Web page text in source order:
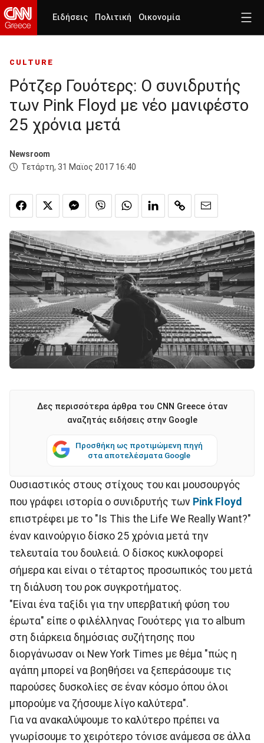
Ειδήσεις Πολιτική Οικονομία
CULTURE
Ρότζερ Γουότερς: O συνιδρυτής
των Pink Floyd με νέο μανιφέστο
25 χρόνια μετά
Newsroom
Τετάρτη, 31 Μαϊος 2017 16:40
Δες περισσότερα άρθρα του CNN Greece όταν
αναζητάς ειδήσεις στην Google
Προσθήκη ως προτιμώμενη πηγή
στα αποτελέσματα Google
Ουσιαστικός στους στίχους του και μουσουργός
που γράφει ιστορία ο συνιδρυτής των Pink Floyd
επιστρέφει με το "Is This the Life We Really Want?"
έναν καινούργιο δίσκο 25 χρόνια μετά την
τελευταία του δουλειά. Ο δίσκος κυκλοφορεί
σήμερα και είναι ο τέταρτος προσωπικός του μετά
τη διάλυση του ροκ συγκροτήματος.
"Είναι ένα ταξίδι για την υπερβατική φύση του
έρωτα" είπε ο φιλέλληνας Γουότερς για το album
στη διάρκεια δημόσιας συζήτησης που
διοργάνωσαν οι New York Times με θέμα "πώς η
αγάπη μπορεί να βοηθήσει να ξεπεράσουμε τις
παρούσες δυσκολίες σε έναν κόσμο όπου όλοι
μπορούμε να ζήσουμε λίγο καλύτερα".
Για να ανακαλύψουμε το καλύτερο πρέπει να
γνωρίσουμε το χειρότερο τόνισε ανάμεσα σε άλλα